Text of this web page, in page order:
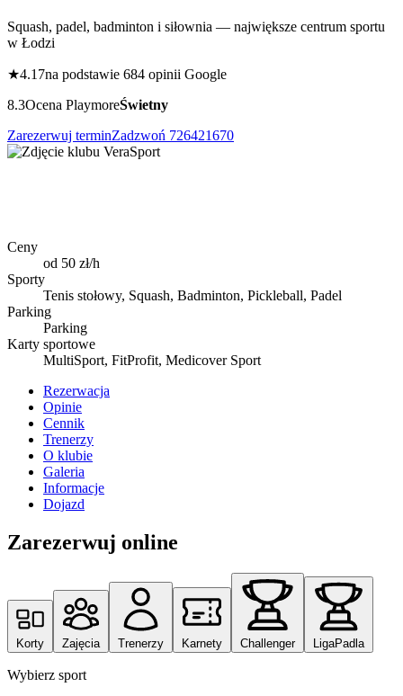
Squash, padel, badminton i siłownia — największe centrum sportu
w Łodzi
★4.17na podstawie 684 opinii Google
8.3Ocena PlaymoreŚwietny
Zarezerwuj terminZadzwoń 726421670
Ceny
od 50 zł/h
Sporty
Tenis stołowy, Squash, Badminton, Pickleball, Padel
Parking
Parking
Karty sportowe
MultiSport, FitProfit, Medicover Sport
Rezerwacja
Opinie
Cennik
Trenerzy
O klubie
Galeria
Informacje
Dojazd
Zarezerwuj online
Korty Zajęcia Trenerzy Karnety Challenger LigaPadla
Wybierz sport